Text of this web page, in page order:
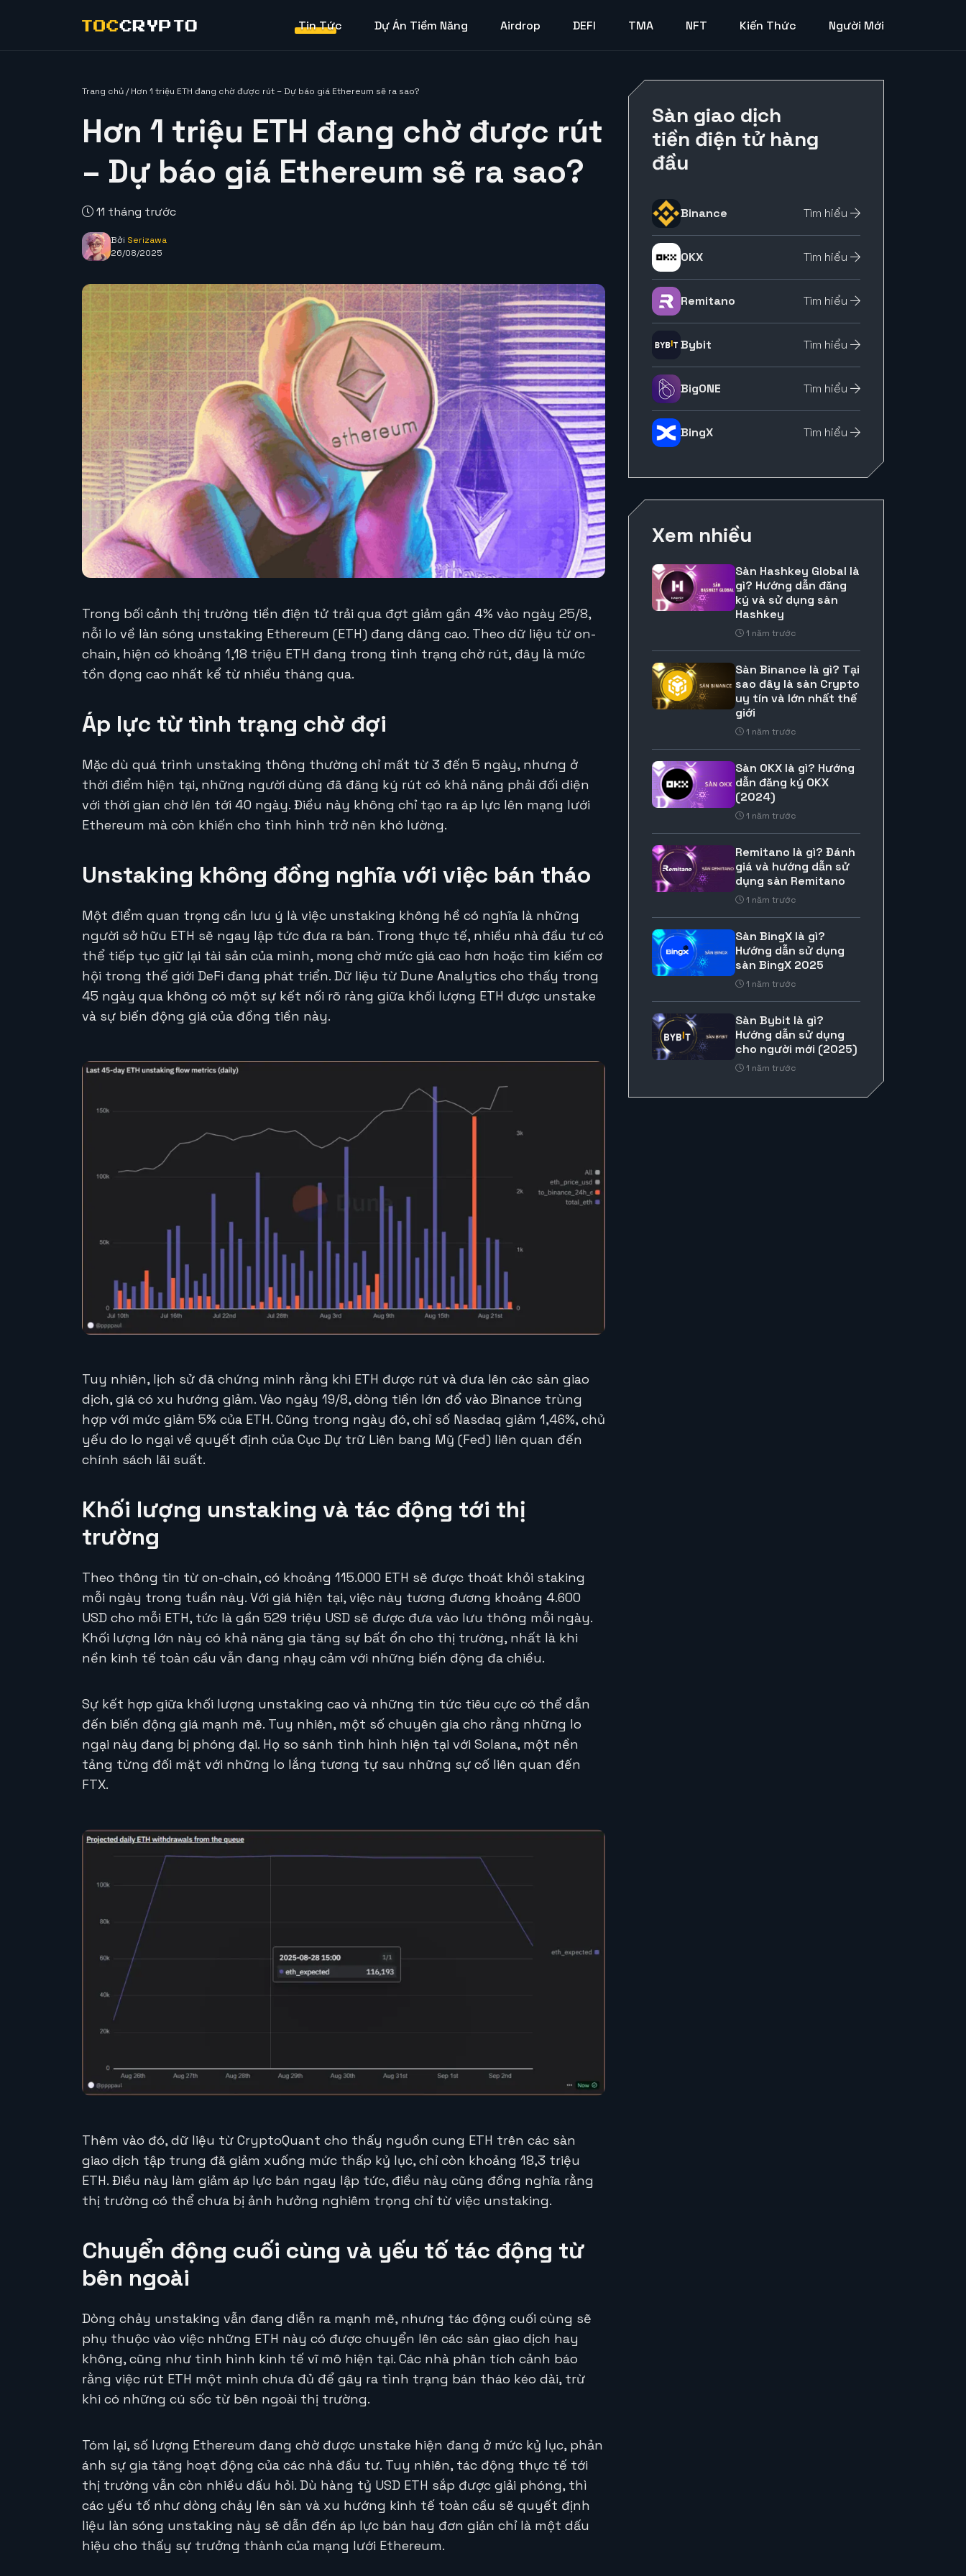
Tin Tức Dự Án Tiềm Năng Airdrop DEFI TMA NFT Kiến Thức Người Mới
Trang chủ/Hơn 1 triệu ETH đang chờ được rút – Dự báo giá Ethereum sẽ ra sao?
Hơn 1 triệu ETH đang chờ được rút
– Dự báo giá Ethereum sẽ ra sao?
11 tháng trước
Bởi Serizawa
26/08/2025
Trong bối cảnh thị trường tiền điện tử trải qua đợt giảm gần 4% vào ngày 25/8,
nỗi lo về làn sóng unstaking Ethereum (ETH) đang dâng cao. Theo dữ liệu từ on-
chain, hiện có khoảng 1,18 triệu ETH đang trong tình trạng chờ rút, đây là mức
tồn đọng cao nhất kể từ nhiều tháng qua.
Áp lực từ tình trạng chờ đợi
Mặc dù quá trình unstaking thông thường chỉ mất từ 3 đến 5 ngày, nhưng ở
thời điểm hiện tại, những người dùng đã đăng ký rút có khả năng phải đối diện
với thời gian chờ lên tới 40 ngày. Điều này không chỉ tạo ra áp lực lên mạng lưới
Ethereum mà còn khiến cho tình hình trở nên khó lường.
Unstaking không đồng nghĩa với việc bán tháo
Một điểm quan trọng cần lưu ý là việc unstaking không hề có nghĩa là những
người sở hữu ETH sẽ ngay lập tức đưa ra bán. Trong thực tế, nhiều nhà đầu tư có
thể tiếp tục giữ lại tài sản của mình, mong chờ mức giá cao hơn hoặc tìm kiếm cơ
hội trong thế giới DeFi đang phát triển. Dữ liệu từ Dune Analytics cho thấy trong
45 ngày qua không có một sự kết nối rõ ràng giữa khối lượng ETH được unstake
và sự biến động giá của đồng tiền này.
Tuy nhiên, lịch sử đã chứng minh rằng khi ETH được rút và đưa lên các sàn giao
dịch, giá có xu hướng giảm. Vào ngày 19/8, dòng tiền lớn đổ vào Binance trùng
hợp với mức giảm 5% của ETH. Cũng trong ngày đó, chỉ số Nasdaq giảm 1,46%, chủ
yếu do lo ngại về quyết định của Cục Dự trữ Liên bang Mỹ (Fed) liên quan đến
chính sách lãi suất.
Khối lượng unstaking và tác động tới thị
trường
Theo thông tin từ on-chain, có khoảng 115.000 ETH sẽ được thoát khỏi staking
mỗi ngày trong tuần này. Với giá hiện tại, việc này tương đương khoảng 4.600
USD cho mỗi ETH, tức là gần 529 triệu USD sẽ được đưa vào lưu thông mỗi ngày.
Khối lượng lớn này có khả năng gia tăng sự bất ổn cho thị trường, nhất là khi
nền kinh tế toàn cầu vẫn đang nhạy cảm với những biến động đa chiều.
Sự kết hợp giữa khối lượng unstaking cao và những tin tức tiêu cực có thể dẫn
đến biến động giá mạnh mẽ. Tuy nhiên, một số chuyên gia cho rằng những lo
ngại này đang bị phóng đại. Họ so sánh tình hình hiện tại với Solana, một nền
tảng từng đối mặt với những lo lắng tương tự sau những sự cố liên quan đến
FTX.
Thêm vào đó, dữ liệu từ CryptoQuant cho thấy nguồn cung ETH trên các sàn
giao dịch tập trung đã giảm xuống mức thấp kỷ lục, chỉ còn khoảng 18,3 triệu
ETH. Điều này làm giảm áp lực bán ngay lập tức, điều này cũng đồng nghĩa rằng
thị trường có thể chưa bị ảnh hưởng nghiêm trọng chỉ từ việc unstaking.
Chuyển động cuối cùng và yếu tố tác động từ
bên ngoài
Dòng chảy unstaking vẫn đang diễn ra mạnh mẽ, nhưng tác động cuối cùng sẽ
phụ thuộc vào việc những ETH này có được chuyển lên các sàn giao dịch hay
không, cũng như tình hình kinh tế vĩ mô hiện tại. Các nhà phân tích cảnh báo
rằng việc rút ETH một mình chưa đủ để gây ra tình trạng bán tháo kéo dài, trừ
khi có những cú sốc từ bên ngoài thị trường.
Tóm lại, số lượng Ethereum đang chờ được unstake hiện đang ở mức kỷ lục, phản
ánh sự gia tăng hoạt động của các nhà đầu tư. Tuy nhiên, tác động thực tế tới
thị trường vẫn còn nhiều dấu hỏi. Dù hàng tỷ USD ETH sắp được giải phóng, thì
các yếu tố như dòng chảy lên sàn và xu hướng kinh tế toàn cầu sẽ quyết định
liệu làn sóng unstaking này sẽ dẫn đến áp lực bán hay đơn giản chỉ là một dấu
hiệu cho thấy sự trưởng thành của mạng lưới Ethereum.
Sàn giao dịch
tiền điện tử hàng
đầu
Binance Tìm hiểu
OKX Tìm hiểu
Remitano Tìm hiểu
Bybit Tìm hiểu
BigONE Tìm hiểu
BingX Tìm hiểu
Xem nhiều
Sàn Hashkey Global là
gì? Hướng dẫn đăng
ký và sử dụng sàn
Hashkey
1 năm trước
Sàn Binance là gì? Tại
sao đây là sàn Crypto
uy tín và lớn nhất thế
giới
1 năm trước
Sàn OKX là gì? Hướng
dẫn đăng ký OKX
(2024)
1 năm trước
Remitano là gì? Đánh
giá và hướng dẫn sử
dụng sàn Remitano
1 năm trước
Sàn BingX là gì?
Hướng dẫn sử dụng
sàn BingX 2025
1 năm trước
Sàn Bybit là gì?
Hướng dẫn sử dụng
cho người mới (2025)
1 năm trước